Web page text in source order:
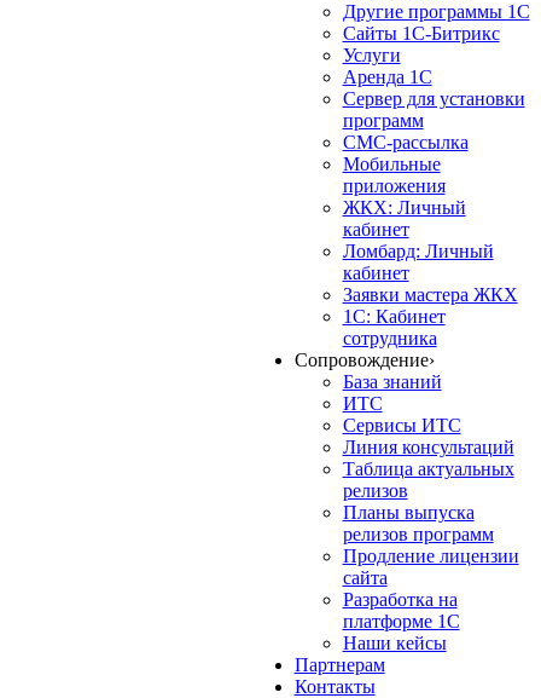
Другие программы 1С
Сайты 1С-Битрикс
Услуги
Аренда 1С
Сервер для установки
программ
СМС-рассылка
Мобильные
приложения
ЖКХ: Личный
кабинет
Ломбард: Личный
кабинет
Заявки мастера ЖКХ
1С: Кабинет
сотрудника
Сопровождение›
База знаний
ИТС
Сервисы ИТС
Линия консультаций
Таблица актуальных
релизов
Планы выпуска
релизов программ
Продление лицензии
сайта
Разработка на
платформе 1С
Наши кейсы
Партнерам
Контакты